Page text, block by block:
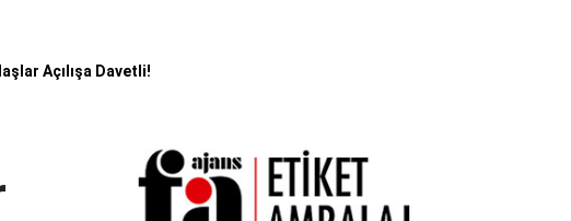
Açılışa Davetli!